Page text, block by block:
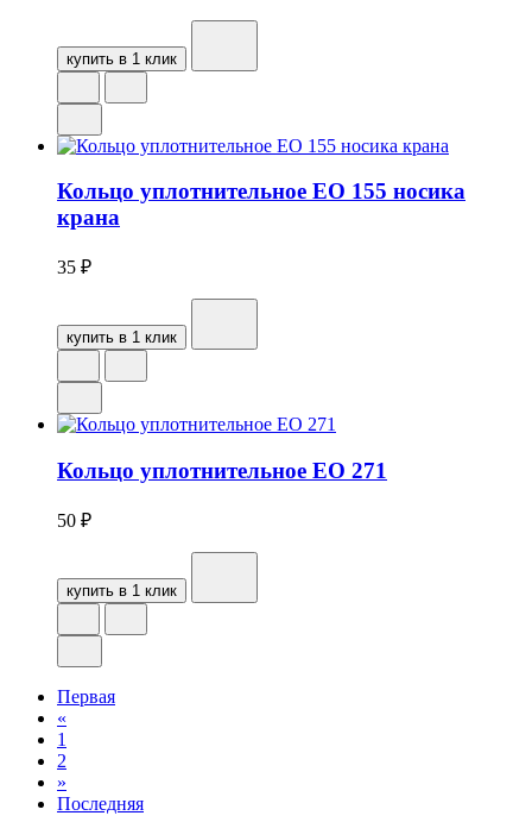
купить в 1 клик
Кольцо уплотнительное ЕО 155 носика
крана
35 ₽
купить в 1 клик
Кольцо уплотнительное EO 271
50 ₽
купить в 1 клик
Первая
«
1
2
»
Последняя